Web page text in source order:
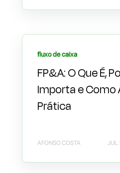
fluxo de caixa
FP&A: O Que É,
Importa e Como
Prática
AFONSO COSTA